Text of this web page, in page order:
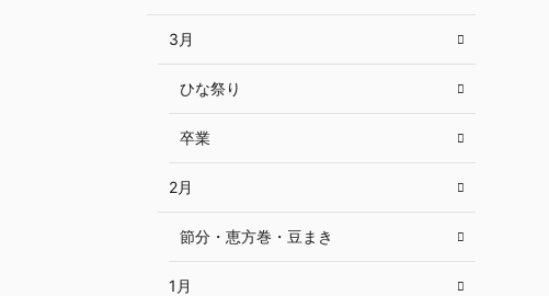
3月
ひな祭り
卒業
2月
節分・恵方巻・豆まき
1月